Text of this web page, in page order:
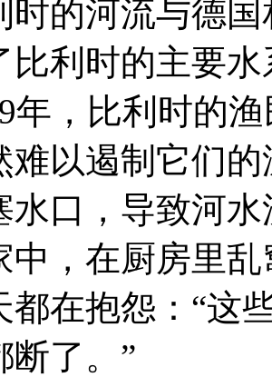
时的河流与德
比利时的主要水
，比利时的渔
难以遏制它们
水口，导致河
中，在厨房里
都在抱怨：“这
断了。”